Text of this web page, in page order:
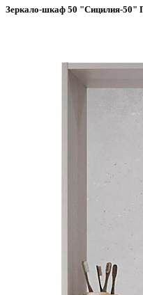
Зеркало-шкаф 50 "Сицилия-50"